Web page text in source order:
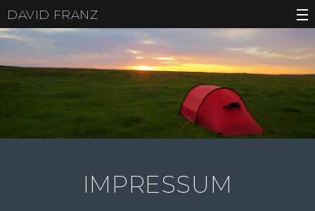
DAVID FRANZ
IMPRESSUM